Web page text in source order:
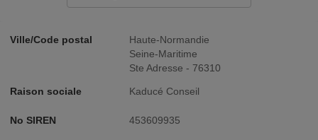
Ville/Code postal
Haute-Normandie
Seine-Maritime
Ste Adresse - 76310
Raison sociale Kaducé Conseil
No SIREN 453609935